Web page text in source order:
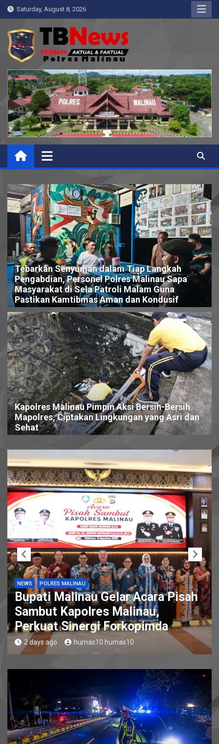
Skip
to
content
Saturday, August 8, 2026
Pelangiresmalinau.com
Beranda Warta Bhayangkara
Tebarkan Senyuman dalam Tiap Langkah
Pengabdian, Personel Polres Malinau Sapa
Masyarakat di Sela Patroli Malam Guna
Pastikan Kamtibmas Aman dan Kondusif
Kapolres Malinau Pimpin Aksi Bersih-Bersih
Mapolres, Ciptakan Lingkungan yang Asri dan
Sehat
NEWS POLRES MALINAU
Bupati Malinau Gelar Acara Pisah
Sambut Kapolres Malinau,
Perkuat Sinergi Forkopimda
2 days ago humas10 humas10